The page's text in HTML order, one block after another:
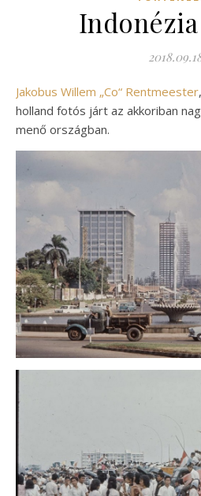
Indonézia
Jakobus Willem „Co“ Rentmeester
holland fotós járt az akkoriban
menő országban.